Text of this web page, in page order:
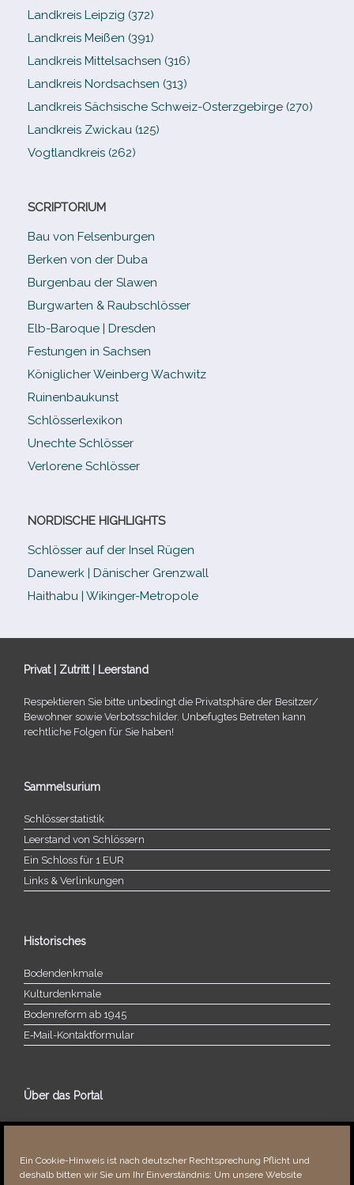
Ein Cookie-Hinweis ist nach deutscher Rechtsprechung Pflicht und
deshalb bitten wir Sie um Ihr Einverständnis: Um unsere Website
Landkreis Leipzig (372)
Landkreis Meißen (391)
Landkreis Mittelsachsen (316)
Landkreis Nordsachsen (313)
Landkreis Sächsische Schweiz-​Osterzgebirge (270)
Landkreis Zwickau (125)
Vogtlandkreis (262)
SCRIPTORIUM
Bau von Felsenburgen
Berken von der Duba
Burgenbau der Slawen
Burgwarten & Raubschlösser
Elb-​Baroque | Dresden
Festungen in Sachsen
Königlicher Weinberg Wachwitz
Ruinenbaukunst
Schlösserlexikon
Unechte Schlösser
Verlorene Schlösser
NORDISCHE HIGHLIGHTS
Schlösser auf der Insel Rügen
Danewerk | Dänischer Grenzwall
Haithabu | Wikinger-Metropole
Privat | Zutritt | Leerstand
Respektieren Sie bitte unbe­dingt die Privatsphäre der Besitzer/​
Bewohner sowie Verbotsschilder. Unbefugtes Betreten kann
recht­li­che Folgen für Sie haben!
Sammelsurium
Schlösserstatistik
Leerstand von Schlössern
Ein Schloss für 1 EUR
Links & Verlinkungen
Historisches
Bodendenkmale
Kulturdenkmale
Bodenreform ab 1945
E‑Mail-​​Kontaktformular
Über das Portal
Über dieses Portal